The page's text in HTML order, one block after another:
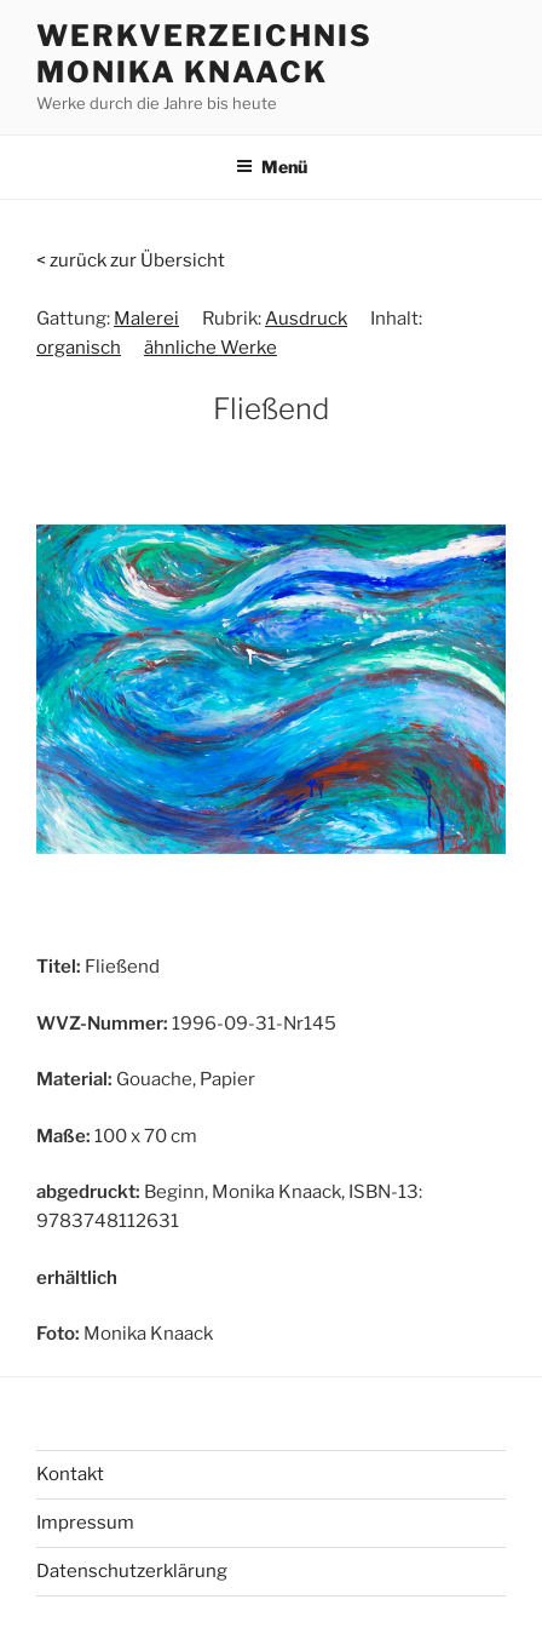
Inhalt
springen
WERKVERZEICHNIS
MONIKA KNAACK
Werke durch die Jahre bis heute
Menü
< zurück zur Übersicht
Gattung: Malerei Rubrik: Ausdruck
Inhalt:
organisch
ähnliche Werke
Fließend
Titel: Fließend
WVZ-Nummer: 1996-09-31-Nr145
Material: Gouache, Papier
Maße: 100 x 70 cm
abgedruckt: Beginn, Monika Knaack, ISBN-13:
9783748112631
erhältlich
Foto: Monika Knaack
Kontakt
Impressum
Datenschutzerklärung